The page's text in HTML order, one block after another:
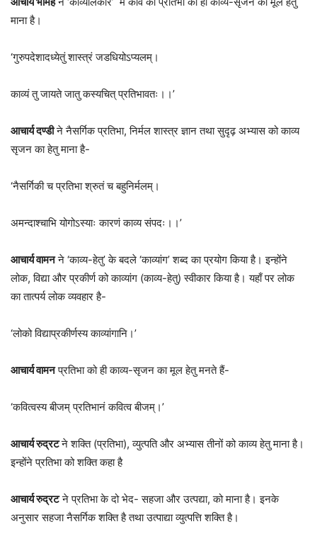
माना है।
‘गुरुपदेशादध्येतुं शास्त्रं जडधियोऽप्यलम्।
काव्यं तु जायते जातु कस्यचित् प्रतिभावतः।।’
आचार्य दण्डीने नैसर्गिक प्रतिभा, निर्मल शास्त्र ज्ञान तथा सुदृढ़ अभ्यास को काव्य
सृजन का हेतु माना है-
‘नैसर्गिकी च प्रतिभा श्रुतं च बहुनिर्मलम्।
अमन्दाश्चाभि योगोऽस्याः कारणं काव्य संपदः।।’
आचार्य वामनने ‘काव्य-हेतु’ के बदले ‘काव्यांग’ शब्द का प्रयोग किया है। इन्होंने
लोक, विद्या और प्रकीर्ण को काव्यांग (काव्य-हेतु) स्वीकार किया है। यहाँ पर लोक
का तात्पर्य लोक व्यवहार है-
‘लोको विद्याप्रकीर्णस्य काव्यांगानि।’
आचार्य वामनप्रतिभा को ही काव्य-सृजन का मूल हेतु मनते हैं-
‘कवित्वस्य बीजम् प्रतिभानं कवित्व बीजम्।’
आचार्य रुद्रटने शक्ति (प्रतिभा), व्युत्पति और अभ्यास तीनों को काव्य हेतु माना है।
इन्होंने प्रतिभा को शक्ति कहा है
आचार्य रुद्रटने प्रतिभा के दो भेद- सहजा और उत्पद्या, को माना है। इनके
अनुसार सहजा नैसर्गिक शक्ति है तथा उत्पाद्या व्युत्पत्ति शक्ति है।